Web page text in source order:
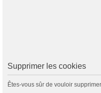
Supprimer les cookies
Êtes-vous sûr de vouloir